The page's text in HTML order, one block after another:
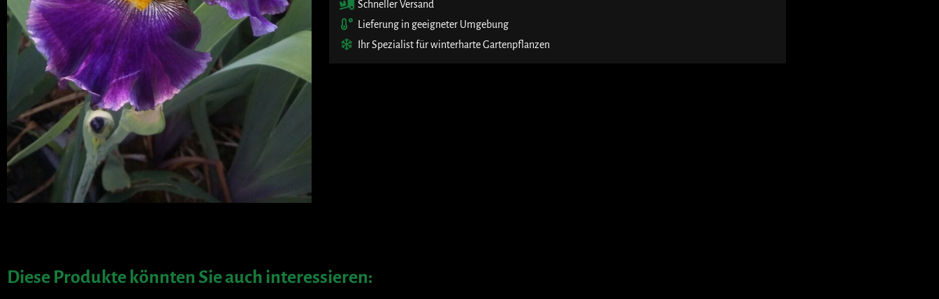
Schneller Versand
Lieferung in geeigneter Umgebung
Ihr Spezialist für winterharte Gartenpflanzen
Diese Produkte könnten Sie auch interessieren: